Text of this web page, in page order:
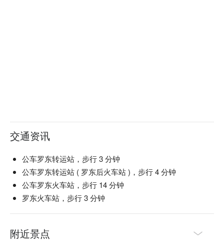
交通资讯
公车罗东转运站，步行 3 分钟
公车罗东转运站 ( 罗东后火车站 )，步行 4 分钟
公车罗东火车站，步行 14 分钟
罗东火车站，步行 3 分钟
附近景点